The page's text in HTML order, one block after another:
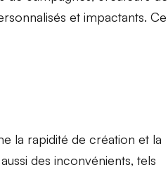
et impactants. Ce
la rapidité de création et la
des inconvénients, tels